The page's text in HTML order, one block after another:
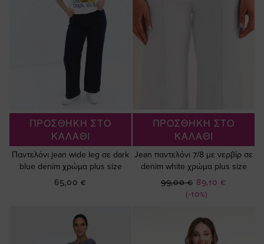
ΠΡΟΣΘΗΚΗ ΣΤΟ
ΚΑΛΑΘΙ
Παντελόνι jean wide leg σε dark
blue denim χρώμα plus size
65,00 €
ΠΡΟΣΘΗΚΗ ΣΤΟ
ΚΑΛΑΘΙ
Jean παντελόνι 7/8 με νερβίρ σε
denim white χρώμα plus size
(-10%)
Ειδική
Τιμή
89,10 €
99,00 €